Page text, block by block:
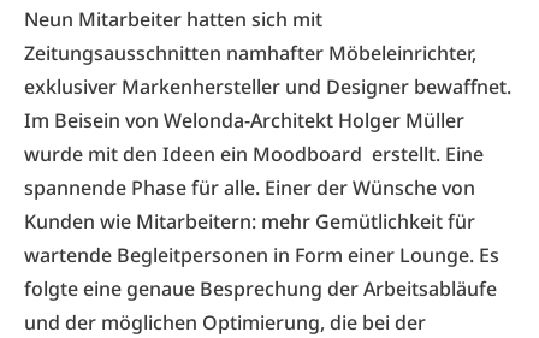
Neun Mitarbeiter hatten sich mit
Zeitungsausschnitten namhafter Möbeleinrichter,
exklusiver Markenhersteller und Designer bewaffnet.
Im Beisein von Welonda-Architekt Holger Müller
wurde mit den Ideen ein Moodboard erstellt. Eine
spannende Phase für alle. Einer der Wünsche von
Kunden wie Mitarbeitern: mehr Gemütlichkeit für
wartende Begleit­personen in Form einer Lounge. Es
folgte eine genaue Besprechung der Arbeitsabläufe
und der möglichen Optimierung, die bei der